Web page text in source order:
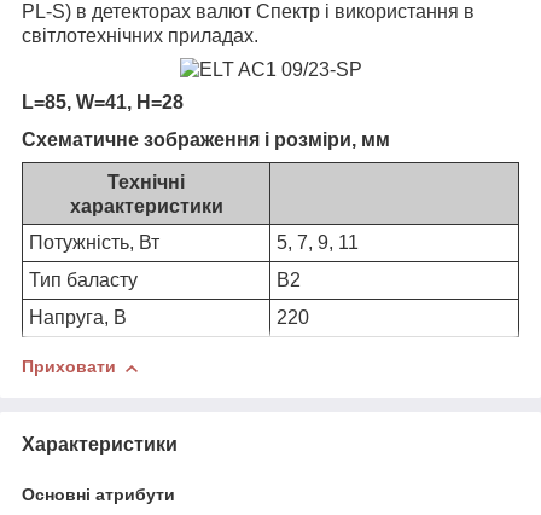
PL-S) в детекторах валют Спектр і використання в
світлотехнічних приладах.
L=85, W=41, H=28
Схематичне зображення і розміри, мм
Технічні
характеристики
Потужність, Вт
5, 7, 9, 11
Тип баласту
B2
Напруга, В
220
Приховати
Характеристики
Основні атрибути